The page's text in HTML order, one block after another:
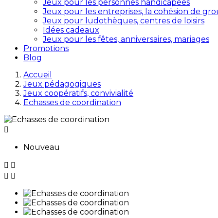
Jeux pour les personnes handicapées
Jeux pour les entreprises, la cohésion de
Jeux pour ludothèques, centres de loisirs
Idées cadeaux
Jeux pour les fêtes, anniversaires, mariages
Promotions
Blog
Accueil
Jeux pédagogiques
Jeux coopératifs, convivialité
Echasses de coordination

Nouveau
 
 